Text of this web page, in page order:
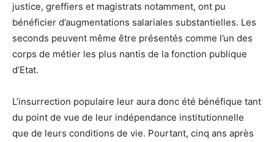
justice, greffiers et magistrats notamment, ont pu
bénéficier d’augmentations salariales substantielles. Les
seconds peuvent même être présentés comme l’un des
corps de métier les plus nantis de la fonction publique
d’Etat.
L’insurrection populaire leur aura donc été bénéfique tant
du point de vue de leur indépendance institutionnelle
que de leurs conditions de vie. Pourtant, cinq ans après